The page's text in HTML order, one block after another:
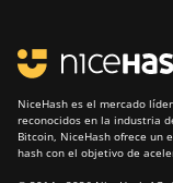
NiceHash es el mercado
reconocidos en la industria
Bitcoin, NiceHash ofrece un
hash con el objetivo de